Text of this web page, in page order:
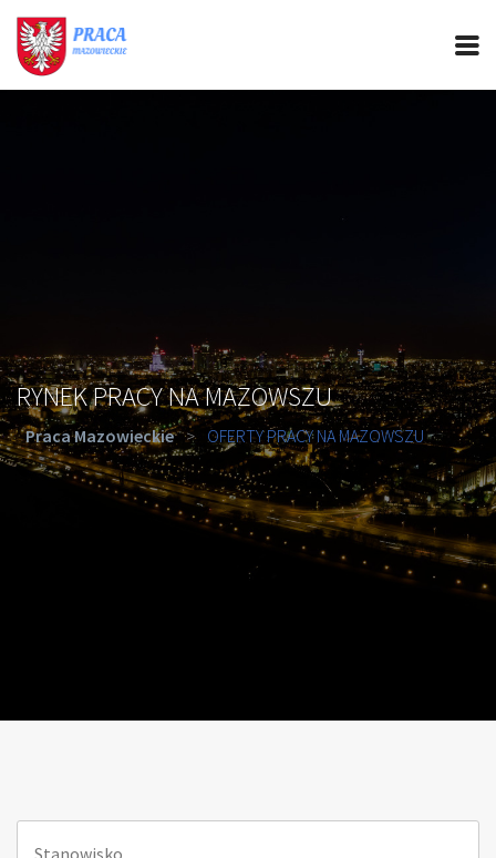
RYNEK PRACY NA MAZOWSZU
Praca Mazowieckie > OFERTY PRACY NA MAZOWSZU